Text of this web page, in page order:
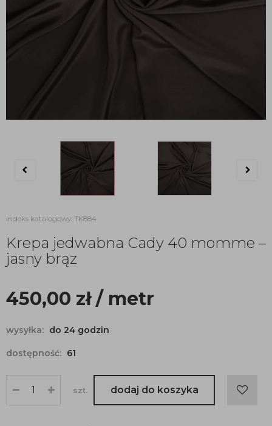
indeks katalogowy: TK884
Krepa jedwabna Cady 40 momme –
jasny brąz
450,00 zł/ metr
wysyłka: do 24 godzin
dostępność: 61
szt. dodaj do koszyka